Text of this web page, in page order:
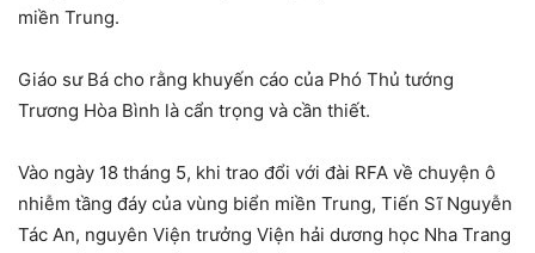
miền Trung.
Giáo sư Bá cho rằng khuyến cáo của Phó Thủ tướng
Trương Hòa Bình là cẩn trọng và cần thiết.
Vào ngày 18 tháng 5, khi trao đổi với đài RFA về chuyện ô
nhiễm tầng đáy của vùng biển miền Trung, Tiến Sĩ Nguyễn
Tác An, nguyên Viện trưởng Viện hải dương học Nha Trang